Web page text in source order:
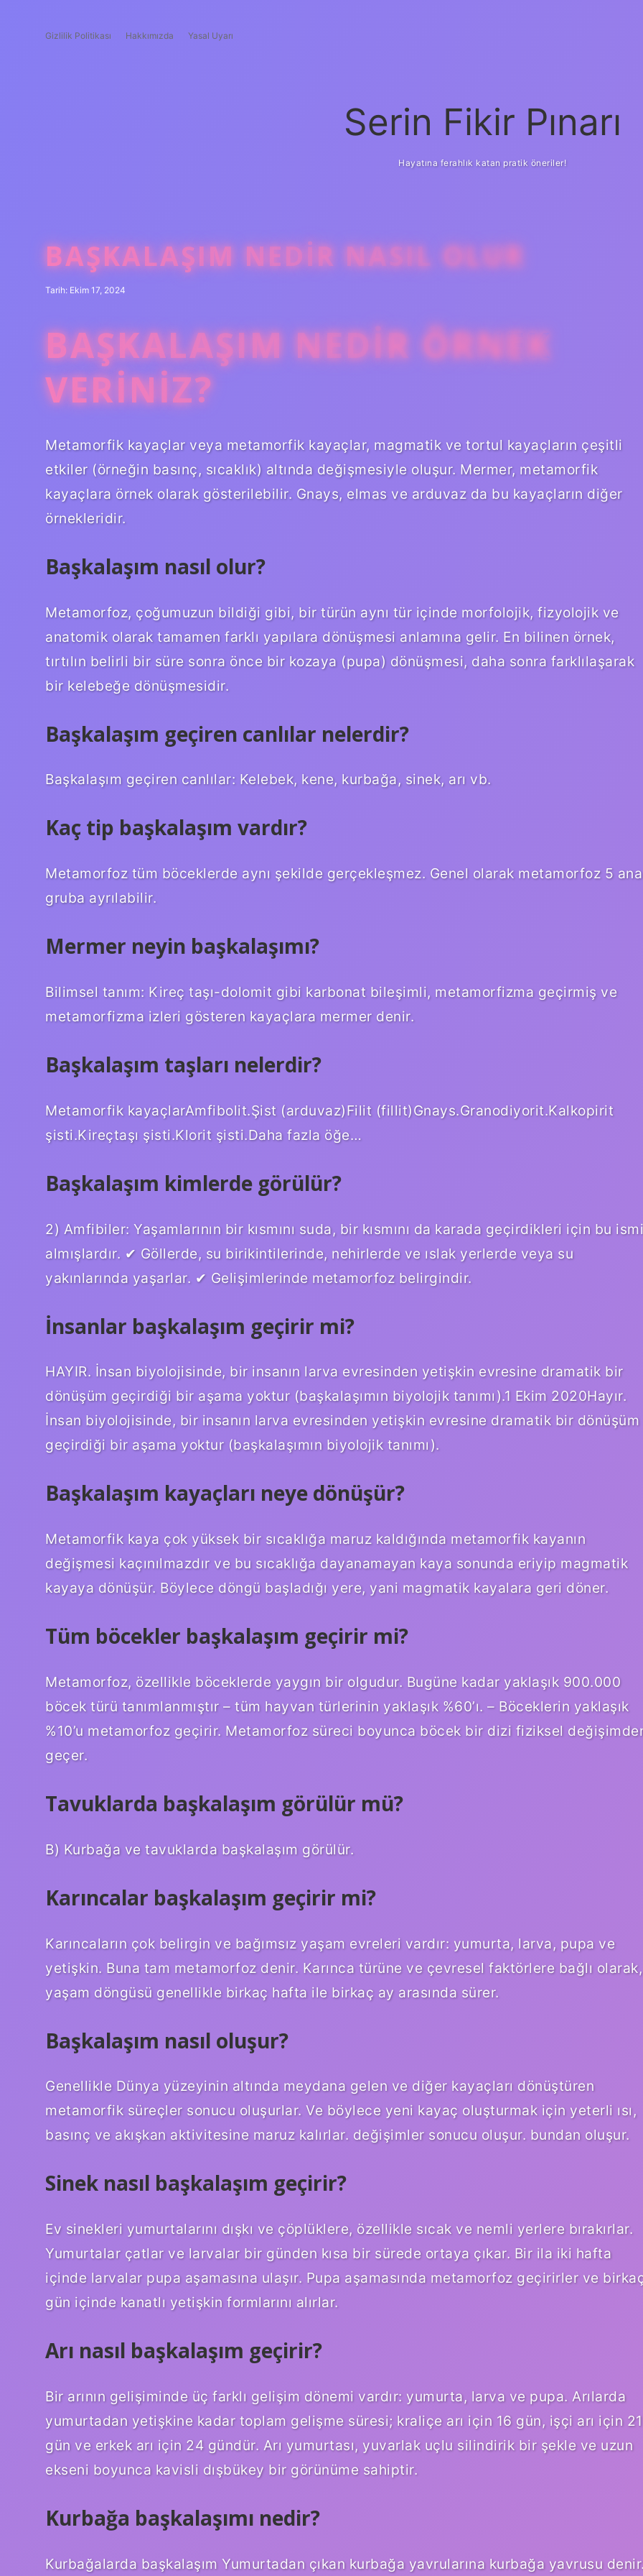
Gizlilik Politikası Hakkımızda Yasal Uyarı
Serin Fikir Pınarı
Hayatına ferahlık katan pratik öneriler!
BAŞKALAŞIM NEDIR NASIL OLUR
Tarih: Ekim 17, 2024
BAŞKALAŞIM NEDIR ÖRNEK
VERINIZ?
Metamorfik kayaçlar veya metamorfik kayaçlar, magmatik ve tortul kayaçların çeşitli
etkiler (örneğin basınç, sıcaklık) altında değişmesiyle oluşur. Mermer, metamorfik
kayaçlara örnek olarak gösterilebilir. Gnays, elmas ve arduvaz da bu kayaçların diğer
örnekleridir.
Başkalaşım nasıl olur?
Metamorfoz, çoğumuzun bildiği gibi, bir türün aynı tür içinde morfolojik, fizyolojik ve
anatomik olarak tamamen farklı yapılara dönüşmesi anlamına gelir. En bilinen örnek,
tırtılın belirli bir süre sonra önce bir kozaya (pupa) dönüşmesi, daha sonra farklılaşarak
bir kelebeğe dönüşmesidir.
Başkalaşım geçiren canlılar nelerdir?
Başkalaşım geçiren canlılar: Kelebek, kene, kurbağa, sinek, arı vb.
Kaç tip başkalaşım vardır?
Metamorfoz tüm böceklerde aynı şekilde gerçekleşmez. Genel olarak metamorfoz 5 ana
gruba ayrılabilir.
Mermer neyin başkalaşımı?
Bilimsel tanım: Kireç taşı-dolomit gibi karbonat bileşimli, metamorfizma geçirmiş ve
metamorfizma izleri gösteren kayaçlara mermer denir.
Başkalaşım taşları nelerdir?
Metamorfik kayaçlarAmfibolit.Şist (arduvaz)Filit (fillit)Gnays.Granodiyorit.Kalkopirit
şisti.Kireçtaşı şisti.Klorit şisti.Daha fazla öğe…
Başkalaşım kimlerde görülür?
2) Amfibiler: Yaşamlarının bir kısmını suda, bir kısmını da karada geçirdikleri için bu ismi
almışlardır. ✔ Göllerde, su birikintilerinde, nehirlerde ve ıslak yerlerde veya su
yakınlarında yaşarlar. ✔ Gelişimlerinde metamorfoz belirgindir.
İnsanlar başkalaşım geçirir mi?
HAYIR. İnsan biyolojisinde, bir insanın larva evresinden yetişkin evresine dramatik bir
dönüşüm geçirdiği bir aşama yoktur (başkalaşımın biyolojik tanımı).1 Ekim 2020Hayır.
İnsan biyolojisinde, bir insanın larva evresinden yetişkin evresine dramatik bir dönüşüm
geçirdiği bir aşama yoktur (başkalaşımın biyolojik tanımı).
Başkalaşım kayaçları neye dönüşür?
Metamorfik kaya çok yüksek bir sıcaklığa maruz kaldığında metamorfik kayanın
değişmesi kaçınılmazdır ve bu sıcaklığa dayanamayan kaya sonunda eriyip magmatik
kayaya dönüşür. Böylece döngü başladığı yere, yani magmatik kayalara geri döner.
Tüm böcekler başkalaşım geçirir mi?
Metamorfoz, özellikle böceklerde yaygın bir olgudur. Bugüne kadar yaklaşık 900.000
böcek türü tanımlanmıştır – tüm hayvan türlerinin yaklaşık %60’ı. – Böceklerin yaklaşık
%10’u metamorfoz geçirir. Metamorfoz süreci boyunca böcek bir dizi fiziksel
geçer.
Tavuklarda başkalaşım görülür mü?
B) Kurbağa ve tavuklarda başkalaşım görülür.
Karıncalar başkalaşım geçirir mi?
Karıncaların çok belirgin ve bağımsız yaşam evreleri vardır: yumurta, larva, pupa ve
yetişkin. Buna tam metamorfoz denir. Karınca türüne ve çevresel faktörlere bağlı olarak,
yaşam döngüsü genellikle birkaç hafta ile birkaç ay arasında sürer.
Başkalaşım nasıl oluşur?
Genellikle Dünya yüzeyinin altında meydana gelen ve diğer kayaçları dönüştüren
metamorfik süreçler sonucu oluşurlar. Ve böylece yeni kayaç oluşturmak için yeterli ısı,
basınç ve akışkan aktivitesine maruz kalırlar. değişimler sonucu oluşur. bundan oluşur.
Sinek nasıl başkalaşım geçirir?
Ev sinekleri yumurtalarını dışkı ve çöplüklere, özellikle sıcak ve nemli yerlere bırakırlar.
Yumurtalar çatlar ve larvalar bir günden kısa bir sürede ortaya çıkar. Bir ila iki hafta
içinde larvalar pupa aşamasına ulaşır. Pupa aşamasında metamorfoz geçirirler ve
gün içinde kanatlı yetişkin formlarını alırlar.
Arı nasıl başkalaşım geçirir?
Bir arının gelişiminde üç farklı gelişim dönemi vardır: yumurta, larva ve pupa. Arılarda
yumurtadan yetişkine kadar toplam gelişme süresi; kraliçe arı için 16 gün, işçi arı için 21
gün ve erkek arı için 24 gündür. Arı yumurtası, yuvarlak uçlu silindirik bir şekle ve uzun
ekseni boyunca kavisli dışbükey bir görünüme sahiptir.
Kurbağa başkalaşımı nedir?
Kurbağalarda başkalaşım Yumurtadan çıkan kurbağa yavrularına kurbağa yavrusu